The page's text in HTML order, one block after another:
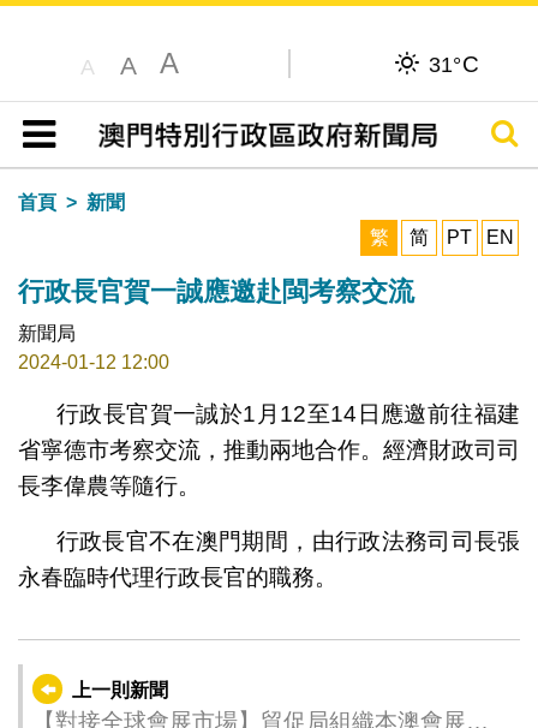
A A A 31°C
目錄
搜尋
首頁
新聞
繁
简 PT EN
行政長官賀一誠應邀赴閩考察交流
新聞局
2024-01-12 12:00
行政長官賀一誠於1月12至14日應邀前往福建
省寧德市考察交流，推動兩地合作。經濟財政司司
長李偉農等隨行。
行政長官不在澳門期間，由行政法務司司長張
永春臨時代理行政長官的職務。
上一則新聞
【對接全球會展市場】貿促局組織本澳會展業